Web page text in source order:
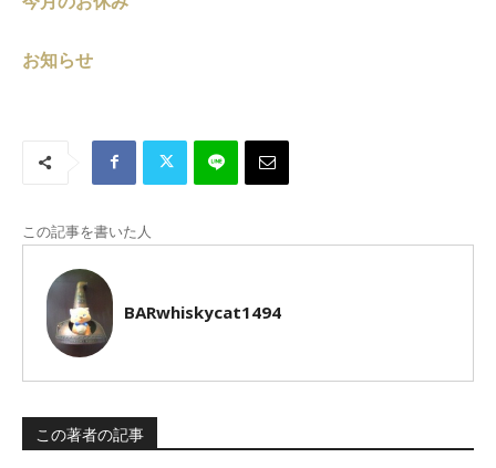
お知らせ
この記事を書いた人
BARwhiskycat1494
この著者の記事